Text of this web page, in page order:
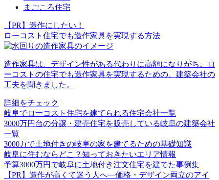
まごころ住宅
【PR】造作にしたい！
ローコスト住宅でも造作家具を実現する方法
造作家具は、デザイン性がある代わりに高額になりがち。ロ
ーコストの住宅でも造作家具を実現するための、建築会社の
工夫を聞きました。
詳細をチェック
岐阜でローコスト住宅を建てられる住宅会社一覧
3000万円台の分譲・建売住宅を販売している岐阜の建築会社
一覧
3000万で土地付きの岐阜の家を建てるための基礎知識
岐阜に住むならどこ？知っておきたいエリア情報
予算3000万円で岐阜に土地付き注文住宅を建てた事例集
【PR】造作が高くて迷う人へ―価格・デザイン両立のアイ